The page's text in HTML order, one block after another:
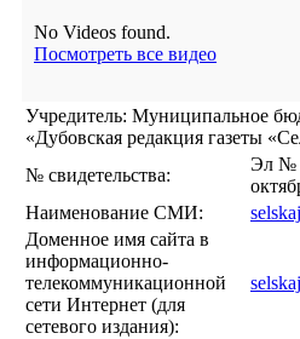
No Videos found.
Посмотреть все видео
Учредитель: Муниципальное
«Дубовская редакция газеты
№ свидетельства:
Эл №
Наименование СМИ:
Доменное имя сайта в
информационно-
телекоммуникационной
сети Интернет (для
сетевого издания):